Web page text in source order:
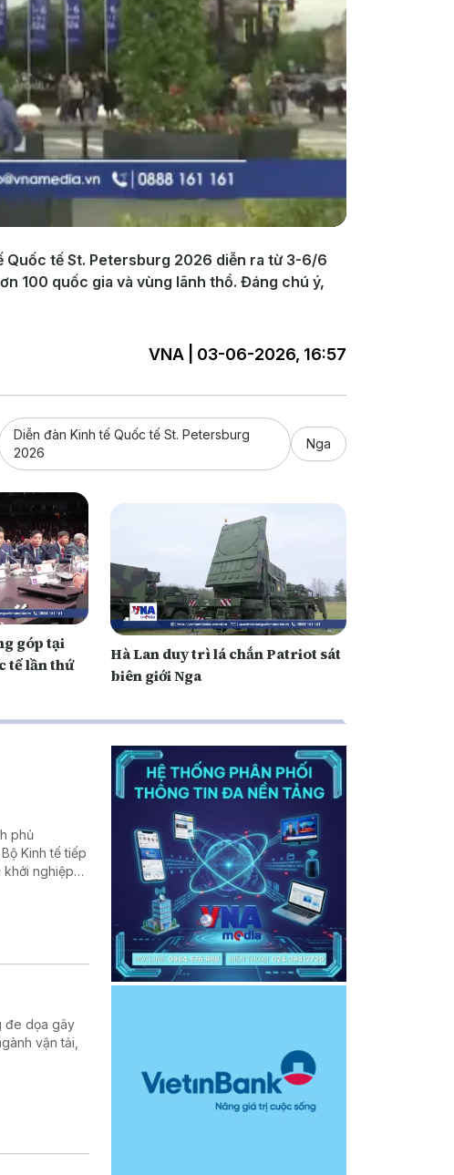
Quốc tế St. Petersburg 2026 diễn ra từ 3-6/6
100 quốc gia và vùng lãnh thổ. Đáng chú ý,
VNA | 03-06-2026, 16:57
Diễn đàn Kinh tế Quốc tế St. Petersburg
2026
Nga
góp tại
tế lần thứ
Hà Lan duy trì lá chắn Patriot sát
biên giới Nga
phủ
Kinh tế tiếp
khởi nghiệp
đe dọa gây
vận tải,